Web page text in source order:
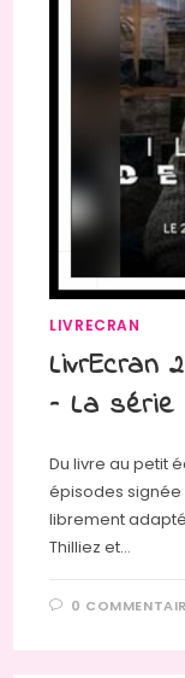
LIVRECRAN
LivrEcran
– La
Du livre au petit
épisodes signée
librement
Thilliez et…
0